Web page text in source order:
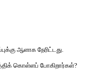
ஆளாக நேரிட்டது.
கொள்ளப் போகிறார்கள்?